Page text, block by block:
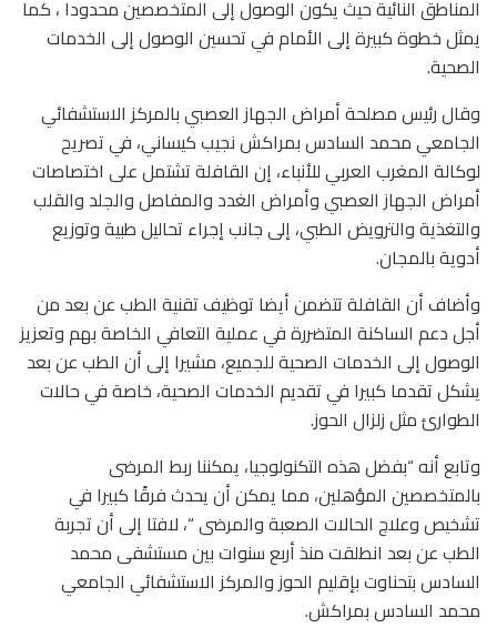
المناطق النائية حيث يكون الوصول إلى المتخصصين محدودا ، كما
يمثل خطوة كبيرة إلى الأمام في تحسين الوصول إلى الخدمات
الصحية.
وقال رئيس مصلحة أمراض الجهاز العصبي بالمركز الاستشفائي
الجامعي محمد السادس بمراكش نجيب كيساني، في تصريح
لوكالة المغرب العربي للأنباء، إن القافلة تشتمل على اختصاصات
أمراض الجهاز العصبي وأمراض الغدد والمفاصل والجلد والقلب
والتغذية والترويض الطبي، إلى جانب إجراء تحاليل طبية وتوزيع
أدوية بالمجان.
وأضاف أن القافلة تتضمن أيضا توظيف تقنية الطب عن بعد من
أجل دعم الساكنة المتضررة في عملية التعافي الخاصة بهم وتعزيز
الوصول إلى الخدمات الصحية للجميع، مشيرا إلى أن الطب عن بعد
يشكل تقدما كبيرا في تقديم الخدمات الصحية، خاصة في حالات
الطوارئ مثل زلزال الحوز.
وتابع أنه “بفضل هذه التكنولوجيا، يمكننا ربط المرضى
بالمتخصصين المؤهلين، مما يمكن أن يحدث فرقًا كبيرا في
تشخيص وعلاج الحالات الصعبة والمرضى “، لافتا إلى أن تجربة
الطب عن بعد انطلقت منذ أربع سنوات بين مستشفى محمد
السادس بتحناوت بإقليم الحوز والمركز الاستشفائي الجامعي
محمد السادس بمراكش.